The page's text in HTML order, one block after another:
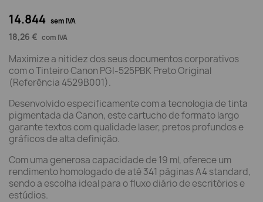
14.844 sem IVA
18,26 € com IVA
Maximize a nitidez dos seus documentos corporativos
com o Tinteiro Canon PGI-525PBK Preto Original
(Referência 4529B001).
Desenvolvido especificamente com a tecnologia de tinta
pigmentada da Canon, este cartucho de formato largo
garante textos com qualidade laser, pretos profundos e
gráficos de alta definição.
Com uma generosa capacidade de 19 ml, oferece um
rendimento homologado de até 341 páginas A4 standard,
sendo a escolha ideal para o fluxo diário de escritórios e
estúdios.